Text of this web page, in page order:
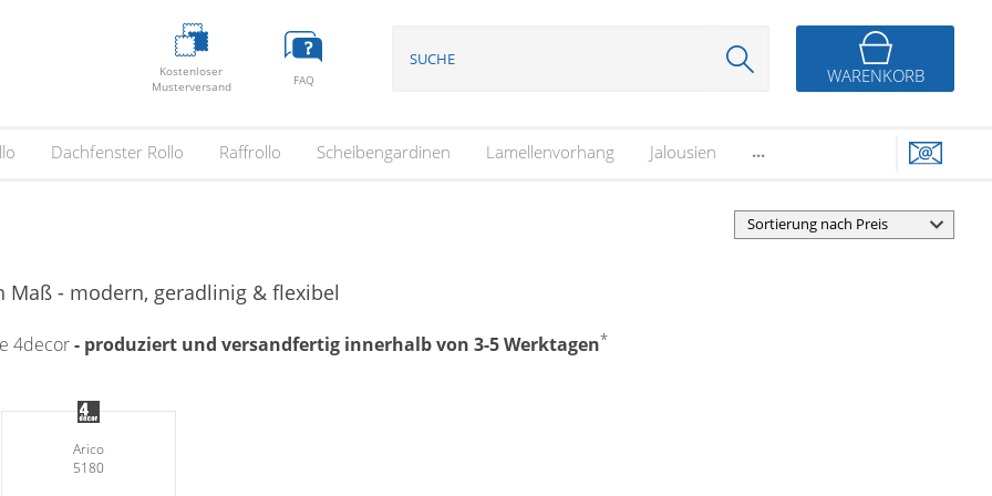
Kostenloser
Musterversand
FAQ WARENKORB
Dachfenster Rollo Raffrollo Scheibengardinen Lamellenvorhang Jalousien ...
Maß - modern, geradlinig & flexibel
4decor- produziert und versandfertig innerhalb von 3-5 Werktagen*
Arico
5180